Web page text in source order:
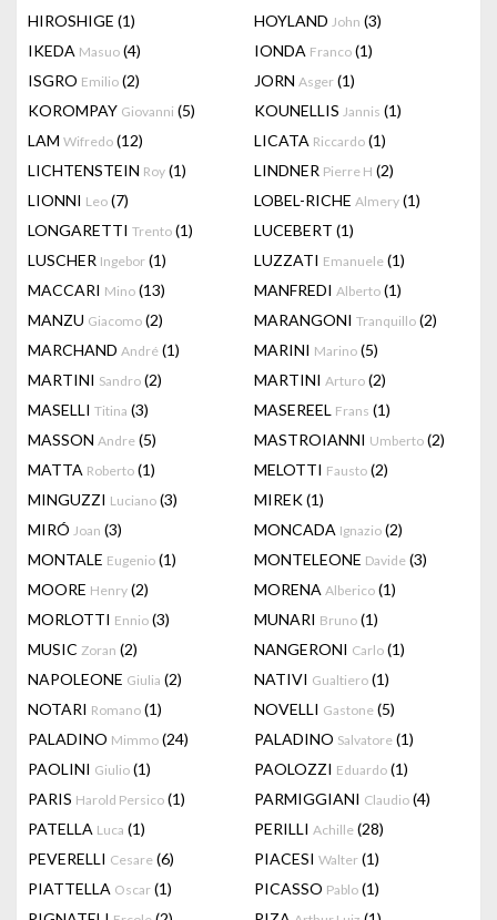
HIROSHIGE (1) HOYLAND John (3)
IKEDA Masuo (4) IONDA Franco (1)
ISGRO Emilio (2) JORN Asger (1)
KOROMPAY Giovanni (5) KOUNELLIS Jannis (1)
LAM Wifredo (12) LICATA Riccardo (1)
LICHTENSTEIN Roy (1) LINDNER Pierre H (2)
LIONNI Leo (7) LOBEL-RICHE Almery (1)
LONGARETTI Trento (1) LUCEBERT (1)
LUSCHER Ingebor (1) LUZZATI Emanuele (1)
MACCARI Mino (13) MANFREDI Alberto (1)
MANZU Giacomo (2) MARANGONI Tranquillo (2)
MARCHAND André (1) MARINI Marino (5)
MARTINI Sandro (2) MARTINI Arturo (2)
MASELLI Titina (3) MASEREEL Frans (1)
MASSON Andre (5) MASTROIANNI Umberto (2)
MATTA Roberto (1) MELOTTI Fausto (2)
MINGUZZI Luciano (3) MIREK(1)
MIRÓ Joan (3) MONCADA Ignazio (2)
MONTALE Eugenio (1) MONTELEONE Davide (3)
MOORE Henry (2) MORENA Alberico (1)
MORLOTTI Ennio (3) MUNARI Bruno (1)
MUSIC Zoran (2) NANGERONI Carlo (1)
NAPOLEONE Giulia (2) NATIVI Gualtiero (1)
NOTARI Romano (1) NOVELLI Gastone (5)
PALADINO Mimmo (24) PALADINO Salvatore (1)
PAOLINI Giulio (1) PAOLOZZI Eduardo (1)
PARIS Harold Persico (1) PARMIGGIANI Claudio (4)
PATELLA Luca (1) PERILLI Achille (28)
PEVERELLI Cesare (6) PIACESI Walter (1)
PIATTELLA Oscar (1) PICASSO Pablo (1)